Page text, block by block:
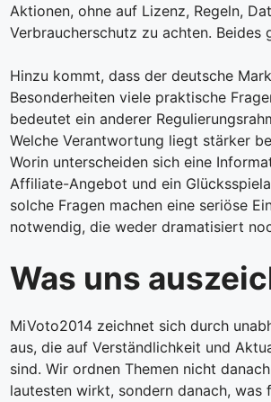
Aktionen, ohne auf Lizenz, Regeln,
Verbraucherschutz zu achten. Beides
Hinzu kommt, dass der deutsche
Besonderheiten viele praktische
bedeutet ein anderer
Welche Verantwortung liegt stärker
Worin unterscheiden sich eine
Affiliate-Angebot und ein
solche Fragen machen eine seriöse
notwendig, die weder dramatisiert
Was uns
MiVoto2014 zeichnet sich durch
aus, die auf Verständlichkeit und
sind. Wir ordnen Themen nicht
lautesten wirkt, sondern danach, was